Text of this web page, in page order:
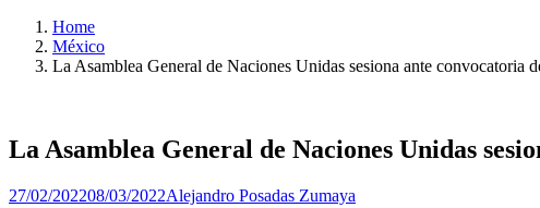
Home
México
La Asamblea General de Naciones Unidas sesiona ante convocatoria
La Asamblea General de Naciones Unidas
27/02/202208/03/2022Alejandro Posadas Zumaya